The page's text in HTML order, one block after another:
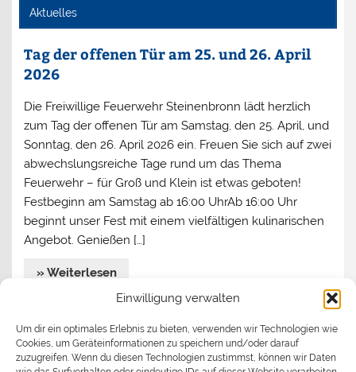
Einwilligung verwalten
Um dir ein optimales Erlebnis zu bieten, verwenden wir Technologien wie
Cookies, um Geräteinformationen zu speichern und/oder darauf
zuzugreifen. Wenn du diesen Technologien zustimmst, können wir Daten
Aktuelles
Tag der offenen Tür am 25. und 26. April
2026
Die Freiwillige Feuerwehr Steinenbronn lädt herzlich
zum Tag der offenen Tür am Samstag, den 25. April, und
Sonntag, den 26. April 2026 ein. Freuen Sie sich auf zwei
abwechslungsreiche Tage rund um das Thema
Feuerwehr – für Groß und Klein ist etwas geboten!
Festbeginn am Samstag ab 16:00 UhrAb 16:00 Uhr
beginnt unser Fest mit einem vielfältigen kulinarischen
Angebot. Genießen […]
» Weiterlesen
Jahreshauptversammlung 2026
Begrüßen durfte Kommandant Stefan Turata